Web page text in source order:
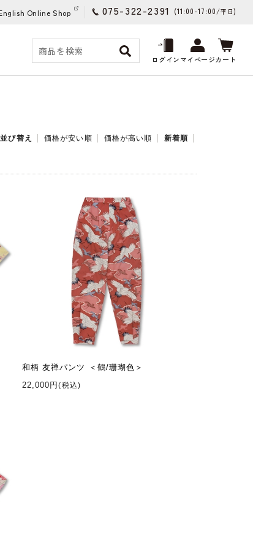
Online Shop 075-322-2391 (11:00-17:00/平日)
ログインマイページカート
並び替え 価格が安い順 価格が高い順 新着順
和柄 友禅パンツ ＜鶴/珊瑚色＞
22,000円(税込)